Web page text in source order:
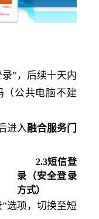
”，后续十天内
（公共电脑不建
进入融合服务门
2.3短信登
录（安全登录
方式）
选项，切换至短